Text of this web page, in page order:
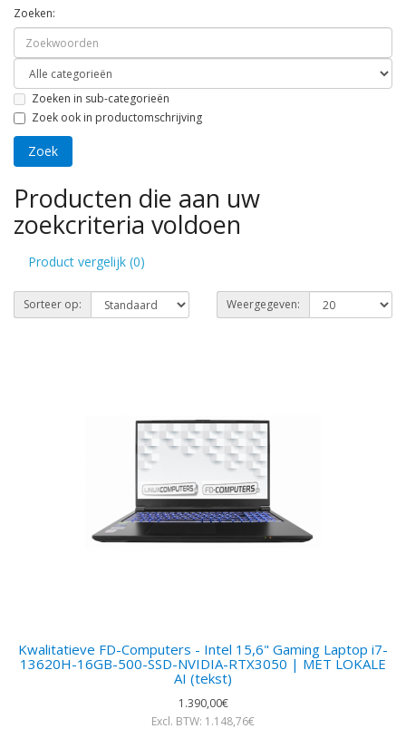
Zoeken:
Zoeken in sub-categorieën
Zoek ook in productomschrijving
Producten die aan uw
zoekcriteria voldoen
Product vergelijk (0)
Sorteer op: Weergegeven:
Kwalitatieve FD-Computers - Intel 15,6" Gaming Laptop i7-
13620H-16GB-500-SSD-NVIDIA-RTX3050 | MET LOKALE
AI (tekst)
1.390,00€
Excl. BTW: 1.148,76€